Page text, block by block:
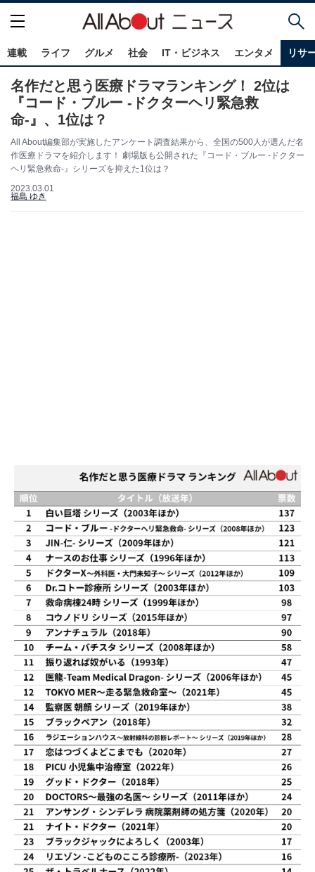
連載 ライフ グルメ 社会 IT・ビジネス エンタメ リサ
名作だと思う医療ドラマランキング！ 2位は
『コード・ブルー -ドクターヘリ緊急救
命-』、1位は？
All About編集部が実施したアンケート調査結果から、全国の500人が選んだ名
作医療ドラマを紹介します！ 劇場版も公開された『コード・ブルー -ドクター
ヘリ緊急救命-』シリーズを抑えた1位は？
2023.03.01
福島 ゆき